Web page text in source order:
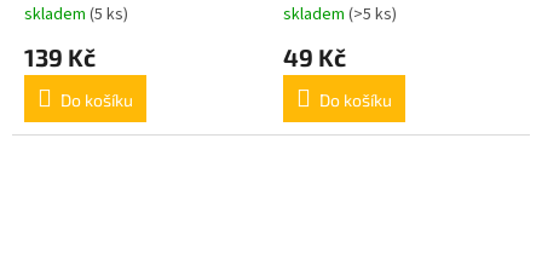
skladem (5 ks)
139 Kč
Do košíku
skladem (>5 ks)
49 Kč
Do košíku